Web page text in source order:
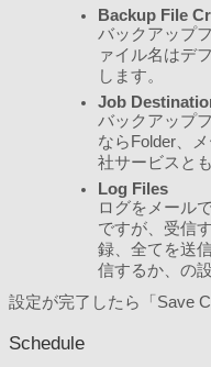
Backup File
バックアップ
ァイル名はデ
します。
Job
バックアップ
ならFolder、
社サービスと
Log Files
ログをメール
ですが、受信
録、全てを送
信するか、の設
設定が完了したら「Save
Schedule